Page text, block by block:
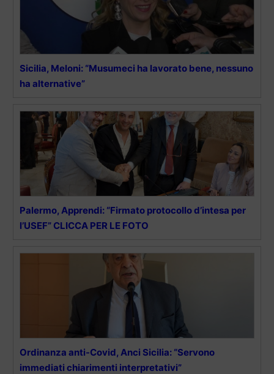
Sicilia, Meloni: “Musumeci ha lavorato bene, nessuno
ha alternative”
Palermo, Apprendi: “Firmato protocollo d’intesa per
l’USEF” CLICCA PER LE FOTO
Ordinanza anti-Covid, Anci Sicilia: “Servono
immediati chiarimenti interpretativi”